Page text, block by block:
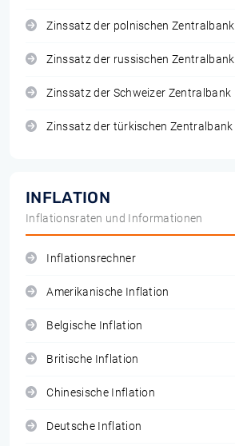
Zinssatz der polnischen Zentralbank
Zinssatz der russischen Zentralbank
Zinssatz der Schweizer Zentralbank
Zinssatz der türkischen Zentralbank
INFLATION
Inflationsraten und Informationen
Inflationsrechner
Amerikanische Inflation
Belgische Inflation
Britische Inflation
Chinesische Inflation
Deutsche Inflation